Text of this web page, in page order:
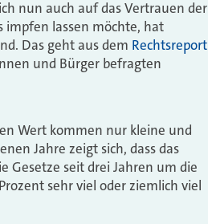
nun auch auf das Vertrauen der
impfen lassen möchte, hat
Das geht aus dem Rechtsreport
und Bürger befragten
Wert kommen nur kleine und
Jahre zeigt sich, dass das
Gesetze seit drei Jahren um die
sehr viel oder ziemlich viel